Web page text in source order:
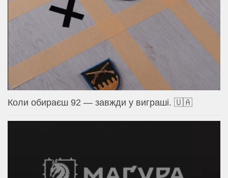
Коли обираєш 92 — завжди у виграші. 🇺🇦